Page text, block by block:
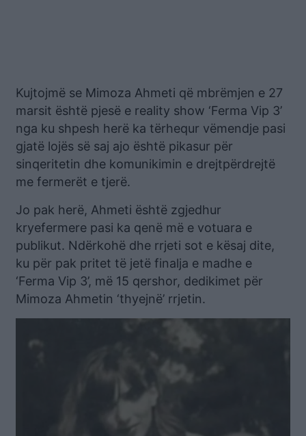
Kujtojmë se Mimoza Ahmeti që mbrëmjen e 27
marsit është pjesë e reality show ‘Ferma Vip 3’
nga ku shpesh herë ka tërhequr vëmendje pasi
gjatë lojës së saj ajo është pikasur për
sinqeritetin dhe komunikimin e drejtpërdrejtë
me fermerët e tjerë.
Jo pak herë, Ahmeti është zgjedhur
kryefermere pasi ka qenë më e votuara e
publikut. Ndërkohë dhe rrjeti sot e kësaj dite,
ku për pak pritet të jetë finalja e madhe e
‘Ferma Vip 3’, më 15 qershor, dedikimet për
Mimoza Ahmetin ‘thyejnë’ rrjetin.